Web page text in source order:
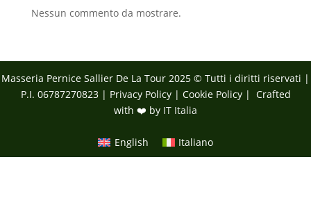
Nessun commento da mostrare.
Masseria Pernice Sallier De La Tour 2025 © Tutti i diritti riservati |
P.I. 06787270823 | Privacy Policy| Cookie Policy| Crafted
with ❤️ by IT Italia
English Italiano